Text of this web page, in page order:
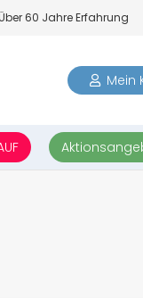
60 Jahre Erfahrung
Mein